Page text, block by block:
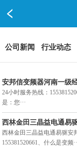
公司新闻 行业动态
安邦信变频器河南一级
24小时服务热线：
是：您···
西林金田三晶益电通易
西林金田三晶益电通易驱安
155381520661、什么是变频